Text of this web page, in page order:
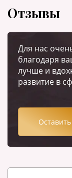
Отзывы
Для нас
благодаря
лучше и
развитие в